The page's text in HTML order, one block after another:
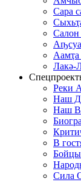
Сара
Аҧсуа
Аамҭа
Лакә-
Реки
Наш
Наш
В
Сила